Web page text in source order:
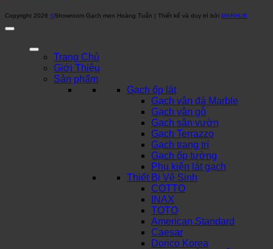
Copyright 2026 ©Showroom Gạch men Hoàng Tuấn | Thiết kế và duy trì bởi MARHUB
Trang Chủ
Giới Thiệu
Sản phẩm
Gạch ốp lát
Gạch vân đá Marble
Gạch vân gỗ
Gạch sân vườn
Gạch Terrazzo
Gạch trang trí
Gạch ốp tường
Phụ kiện lát gạch
Thiết Bị Vệ Sinh
COTTO
INAX
TOTO
American Standard
Caesar
Dorico Korea